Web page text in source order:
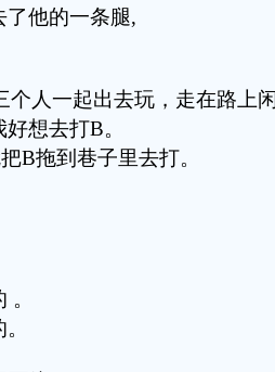
了他的一条腿,
个人一起出去玩，走在路上
想去打B。
B拖到巷子里去打。